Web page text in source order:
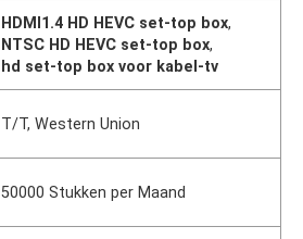
HDMI1.4 HD HEVC set-top box,
NTSC HD HEVC set-top box,
hd set-top box voor kabel-tv
T/T, Western Union
50000 Stukken per Maand